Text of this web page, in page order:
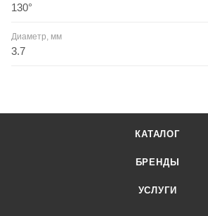
130°
Диаметр, мм
3.7
КАТАЛОГ
БРЕНДЫ
УСЛУГИ